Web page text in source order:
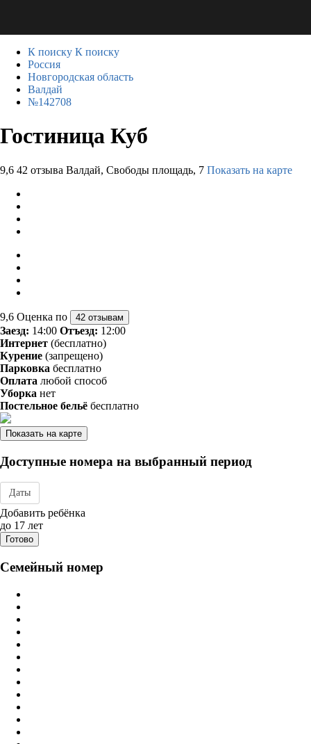
К поиску К поиску
Россия
Новгородская область
Валдай
№142708
Гостиница Куб
9,6 42 отзыва Валдай, Свободы площадь, 7 Показать на карте
9,6 Оценка по 42 отзывам
Заезд: 14:00 Отъезд: 12:00
Интернет (бесплатно)
Курение (запрещено)
Парковка бесплатно
Оплата любой способ
Уборка нет
Постельное бельё бесплатно
Показать на карте
Доступные номера на выбранный период
Даты
Дата заезда - отъезда
Добавить ребёнка
до 17 лет
Готово
Семейный номер